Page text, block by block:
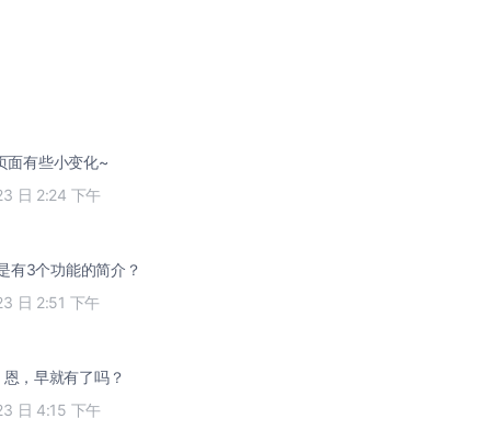
面有些小变化~
日 2:24 下午
有3个功能的简介？
日 2:51 下午
，早就有了吗？
日 4:15 下午